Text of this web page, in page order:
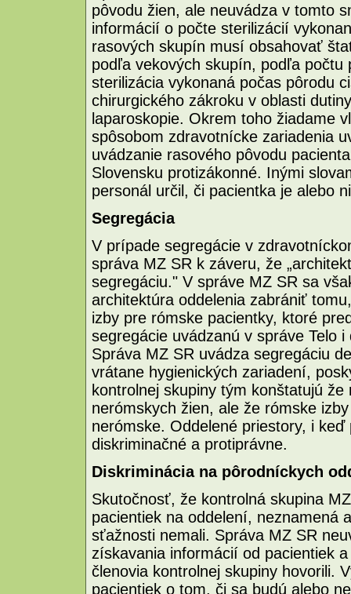
pôvodu žien, ale neuvádza v tomto
informácií o počte sterilizácií
rasových skupín musí obsahovať
podľa vekových skupín, podľa počtu
sterilizácia vykonaná počas pôrodu
chirurgického zákroku v oblasti
laparoskopie. Okrem toho žiadame
spôsobom zdravotnícke zariadenia
uvádzanie rasového pôvodu
Slovensku protizákonné. Inými
personál určil, či pacientka je alebo
Segregácia
V prípade segregácie v
správa MZ SR k záveru, že
segregáciu." V správe MZ SR sa
architektúra oddelenia zabrániť
izby pre rómske pacientky, ktoré
segregácie uvádzanú v správe Telo
Správa MZ SR uvádza segregáciu
vrátane hygienických zariadení,
kontrolnej skupiny tým konštatujú
nerómskych žien, ale že rómske
nerómske. Oddelené priestory, i
diskriminačné a protiprávne.
Diskriminácia na pôrodníckych
Skutočnosť, že kontrolná skupina
pacientiek na oddelení, neznamená
sťažnosti nemali. Správa MZ SR
získavania informácií od pacientiek
členovia kontrolnej skupiny hovorili.
pacientiek o tom, či sa budú alebo